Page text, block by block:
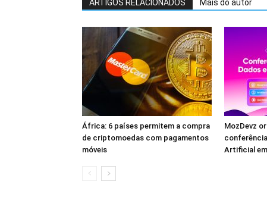
ARTIGOS RELACIONADOS Mais do autor
África: 6 países permitem a compra
de criptomoedas com pagamentos
móveis
MozDevz
Artificial